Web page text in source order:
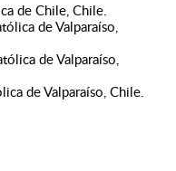
de Chile, Chile.
de Valparaíso,
de Valparaíso,
de Valparaíso, Chile.